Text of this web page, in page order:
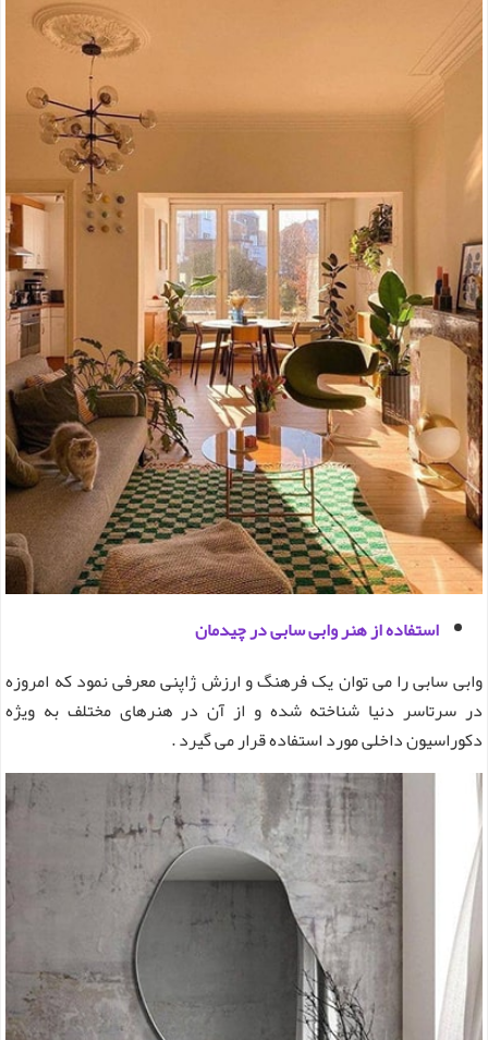
استفاده از هنر وابی سابی در چیدمان
وابی سابی را می توان یک فرهنگ و ارزش ژاپنی معرفی نمود که امروزه
در سرتاسر دنیا شناخته شده و از آن در هنرهای مختلف به ویژه
دکوراسیون داخلی مورد استفاده قرار می گیرد .